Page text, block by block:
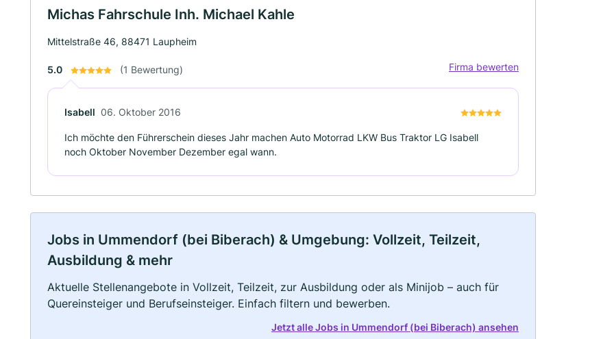
Michas Fahrschule Inh. Michael Kahle
Mittelstraße 46, 88471 Laupheim
5.0 (1 Bewertung) Firma bewerten
Isabell 06. Oktober 2016
Ich möchte den Führerschein dieses Jahr machen Auto Motorrad LKW Bus Traktor LG Isabell
noch Oktober November Dezember egal wann.
Jobs in Ummendorf (bei Biberach) & Umgebung: Vollzeit, Teilzeit,
Ausbildung & mehr
Aktuelle Stellenangebote in Vollzeit, Teilzeit, zur Ausbildung oder als Minijob – auch für
Quereinsteiger und Berufseinsteiger. Einfach filtern und bewerben.
Jetzt alle Jobs in Ummendorf (bei Biberach) ansehen